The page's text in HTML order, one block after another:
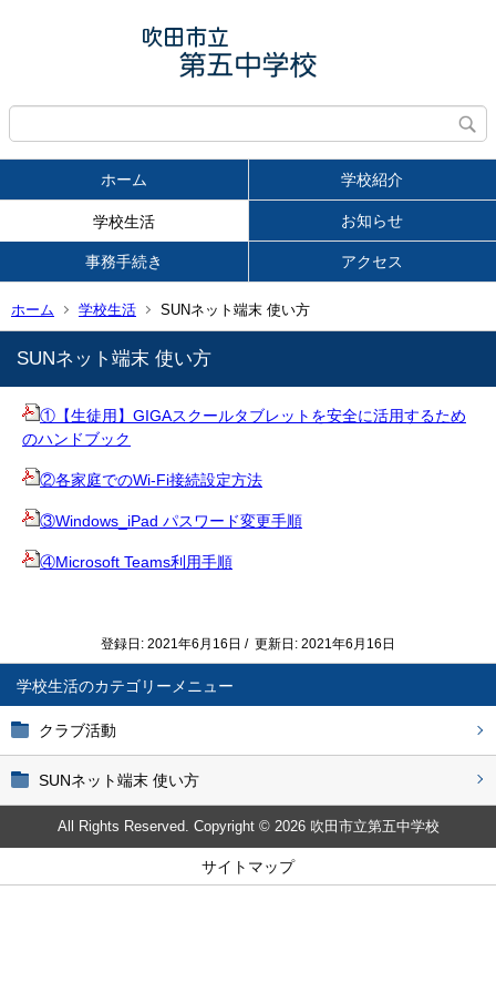
ホーム 学校紹介
学校生活 お知らせ
事務手続き アクセス
ホーム 学校生活 SUNネット端末 使い方
学校生活
クラブ活動
SUNネット端末 使い方
SUNネット端末 使い方
①【生徒用】GIGAスクールタブレットを安全に活用するため
のハンドブック
②各家庭でのWi-Fi接続設定方法
③Windows_iPad パスワード変更手順
④Microsoft Teams利用手順
登録日: 2021年6月16日 / 更新日: 2021年6月16日
All Rights Reserved. Copyright © 2026 吹田市立第五中学校
サイトマップ